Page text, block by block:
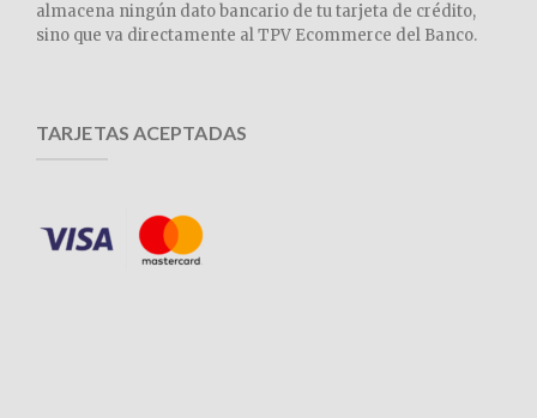
almacena ningún dato bancario de tu tarjeta de crédito,
sino que va directamente al TPV Ecommerce del Banco.
TARJETAS ACEPTADAS